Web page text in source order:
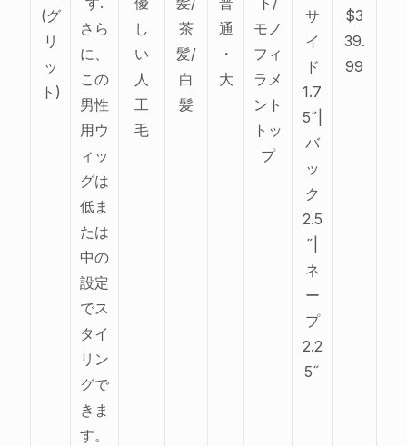
(グ
リ
ッ
ト)
さら
に、
この
男性
用ウ
ィッ
グは
低ま
たは
中の
設定
でス
タイ
リン
グで
きま
す。
し
い
人
工
毛
茶
髪/
白
髪
通
・
大
モノ
フィ
ラメ
ント
トッ
プ
サ
イ
ド
1.7
5˝|
バ
ッ
ク
2.5
˝|
ネ
ー
プ
2.2
5˝
$3
39.
99